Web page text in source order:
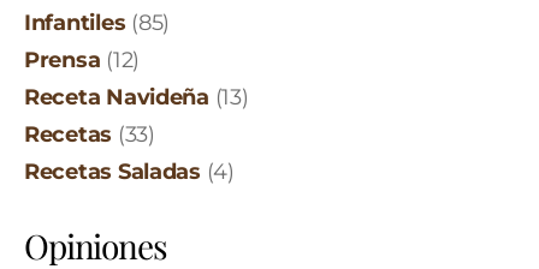
Infantiles (85)
Prensa (12)
Receta Navideña (13)
Recetas (33)
Recetas Saladas (4)
Opiniones